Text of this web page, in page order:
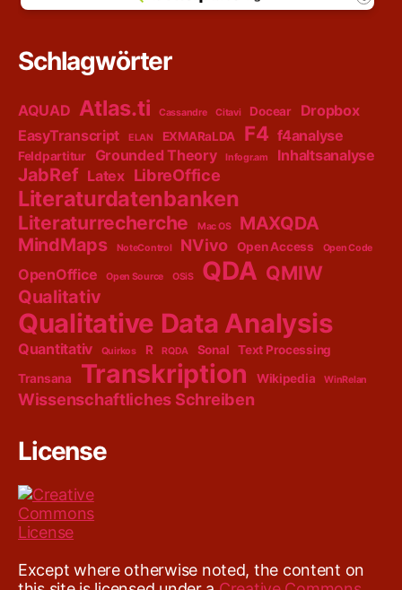
Schlagwörter
AQUAD Atlas.ti Cassandre Citavi Docear
Dropbox
EasyTranscript
ELAN EXMARaLDA F4 f4analyse
Feldpartitur Grounded Theory Infogr.am Inhaltsanalyse
JabRef Latex LibreOffice
Literaturdatenbanken
Literaturrecherche Mac OS
MAXQDA
MindMaps
NoteControl NVivo Open Access Open Code
OpenOffice Open Source OSiS QDA QMIW
Qualitativ
Qualitative Data Analysis
Quantitativ Quirkos R RQDA Sonal
Text Processing
Transana
Transkription Wikipedia WinRelan
Wissenschaftliches Schreiben
License
Except where otherwise noted, the content on